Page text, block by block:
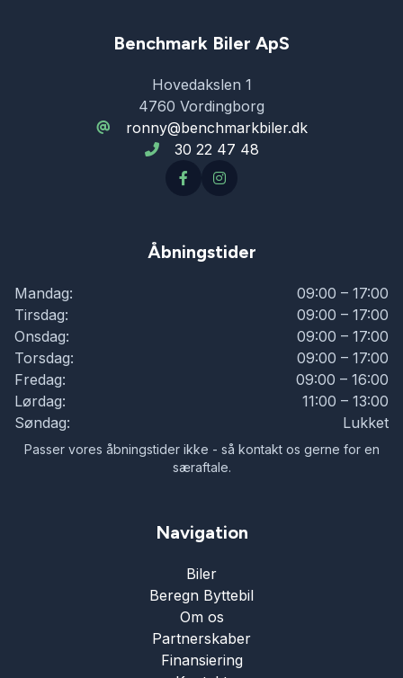
Benchmark Biler ApS
Hovedakslen 1
4760 Vordingborg
ronny@benchmarkbiler.dk
30 22 47 48
Åbningstider
Mandag:
09:00 – 17:00
Tirsdag:
09:00 – 17:00
Onsdag:
09:00 – 17:00
Torsdag:
09:00 – 17:00
Fredag:
09:00 – 16:00
Lørdag:
11:00 – 13:00
Søndag:
Lukket
Passer vores åbningstider ikke - så kontakt os gerne for en
særaftale.
Navigation
Biler
Beregn Byttebil
Om os
Partnerskaber
Finansiering